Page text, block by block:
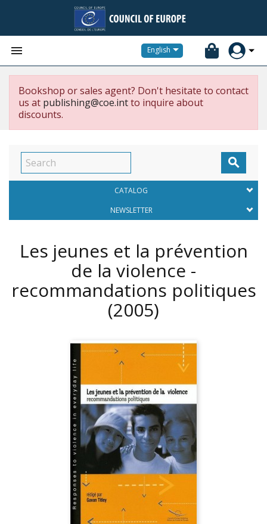
 English
Bookshop or sales agent? Don't hesitate to contact
us at publishing@coe.intto inquire about
discounts.

CATALOG
NEWSLETTER
Les jeunes et la prévention
de la violence -
recommandations politiques
(2005)